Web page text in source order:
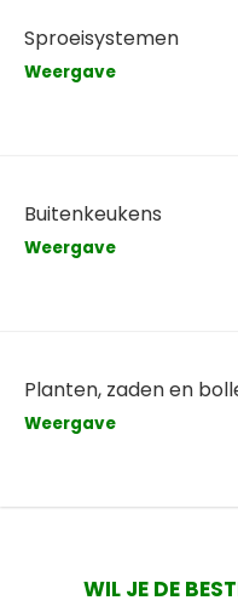
Sproeisystemen
Weergave
Buitenkeukens
Weergave
Planten, zaden en
Weergave
WIL JE DE